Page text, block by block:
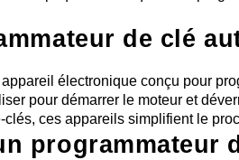
de clé
électronique conçu pour
pour démarrer le moteur et
ces appareils simplifient le
programmateur